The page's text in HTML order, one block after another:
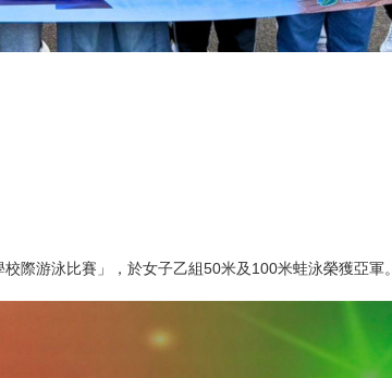
際游泳比賽」，於女子乙組50米及100米蛙泳榮獲亞軍。